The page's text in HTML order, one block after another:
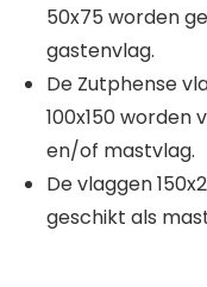
50x75 worden
gastenvlag.
De Zutphense
100x150 worden
en/of mastvlag.
De vlaggen
geschikt als